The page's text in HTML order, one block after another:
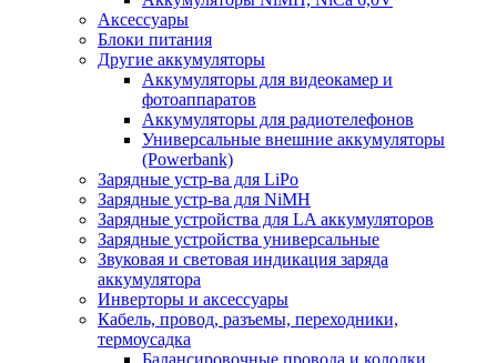
Аксессуары
Блоки питания
Другие аккумуляторы
Аккумуляторы для видеокамер и
фотоаппаратов
Аккумуляторы для радиотелефонов
Универсальные внешние аккумуляторы
(Powerbank)
Зарядные устр-ва для LiPo
Зарядные устр-ва для NiMH
Зарядные устройства для LA аккумуляторов
Зарядные устройства универсальные
Звуковая и световая индикация заряда
аккумулятора
Инверторы и аксессуары
Кабель, провод, разъемы, переходники,
термоусадка
Балансировочные провода и колодки